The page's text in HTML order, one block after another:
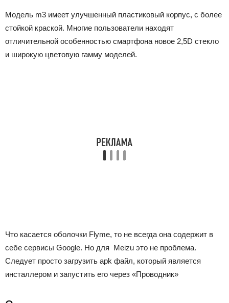
Модель m3 имеет улучшенный пластиковый корпус, с более
стойкой краской. Многие пользователи находят
отличительной особенностью смартфона новое 2,5D стекло
и широкую цветовую гамму моделей.
Что касается оболочки Flyme, то не всегда она содержит в
себе сервисы Google. Но для Meizu это не проблема.
Следует просто загрузить apk файл, который является
инсталлером и запустить его через «Проводник»